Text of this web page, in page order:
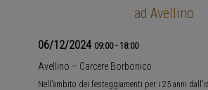
ad Avellino
06/12/2024 09:00- 18:00
Avellino – Carcere Borbonico
Nell’ambito dei festeggiamenti per i 25 anni